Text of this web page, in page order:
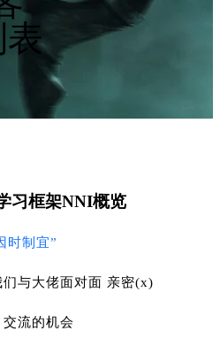
表
习框架NNI概览
时制宜”
与大佬面对面 亲密(x)
交流的机会